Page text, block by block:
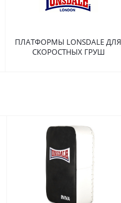
ПЛАТФОРМЫ LONSDALE ДЛЯ
СКОРОСТНЫХ ГРУШ